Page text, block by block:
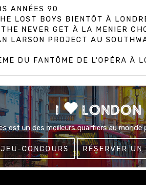
ANNÉES 90
LOST BOYS BIENTÔT À
NEVER GET À LA MENIER
LARSON PROJECT AU
DU FANTÔME DE L’OPÉRA À
I LONDON
est un des meilleurs quartiers au monde
JEU-CONCOURS RÉSERVER